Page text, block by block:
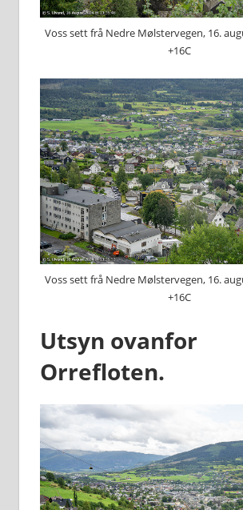
Voss sett frå Nedre Mølstervegen, 16.
+16C
Voss sett frå Nedre Mølstervegen, 16.
+16C
Utsyn ovanfor
Orrefloten.